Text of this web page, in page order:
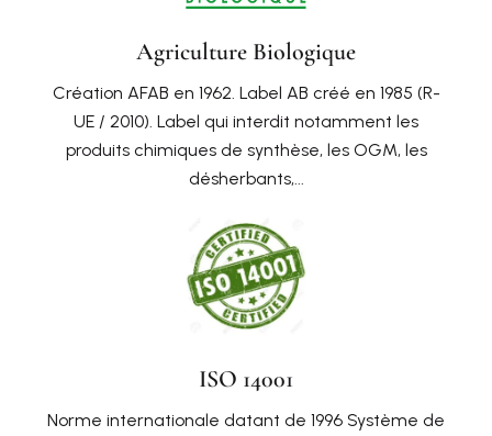
Agriculture Biologique
Création AFAB en 1962. Label AB créé en 1985 (R-
UE / 2010). Label qui interdit notamment les
produits chimiques de synthèse, les OGM, les
désherbants,...
ISO 14001
Norme internationale datant de 1996 Système de